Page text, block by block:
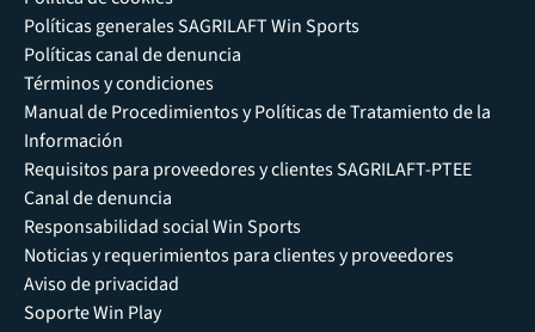
Políticas generales SAGRILAFT Win Sports
Políticas canal de denuncia
Términos y condiciones
Manual de Procedimientos y Políticas de Tratamiento de la
Información
Requisitos para proveedores y clientes SAGRILAFT-PTEE
Canal de denuncia
Responsabilidad social Win Sports
Noticias y requerimientos para clientes y proveedores
Aviso de privacidad
Soporte Win Play